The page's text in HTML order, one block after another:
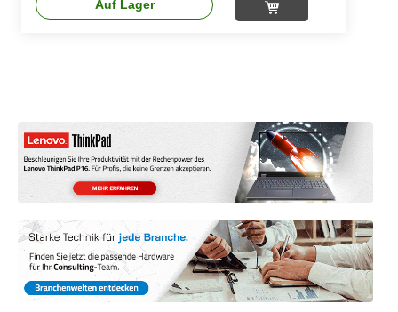
Auf Lager